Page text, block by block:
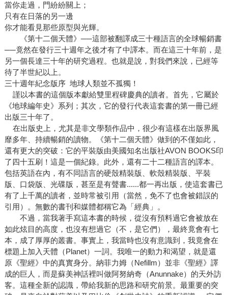
當你走過，門紛紛關上；
只有在日落的另一邊
你才能看見那些原型與光輝。
《第十二個天體》──這部被翻譯成三十種語言的全球暢銷書
──竟然在發行三十週年之後才有了中譯本。而在這三十年前，是
另一個長達三十年的研究過程。也就是說，對我們來說，已經等
待了半世紀以上。
三十週年紀念版序 地球人類並不孤獨！
謹以本書的這個版本獻給雙里程碑慶典的讀者。首先，它屬於
《地球編年史》系列；其次，它的發行代表這套書的第一冊已經
出版三十年了。
在出版史上，尤其是非文學類作品中，很少有這樣在出版界風
靡多年、持續暢銷的讀物。《第十二個天體》做到的不僅如此，
還有更大的突破：它的平裝版由美國知名出版社AVON BOOKS印
了四十五刷！這是一個紀錄。此外，還有二十二種語言的譯本。
包括英語在內，有不同語言的硬殼精裝版、軟殼精裝版、平裝
版、口袋版、光碟版，甚至是有聲書......都一再出版，使這套書已
有了上千萬的讀者，並時常被引用（當然，免不了也會被錯誤的
引用）。無數的書刊和媒體都稱它為「經典」。
不過，當我著手寫這本書的時候，從沒有預料過它會被放在
如此炫目的高度，也沒有想過它（不，是它們），最終竟會有七
本，成了厚厚的叢書。事實上，我當時也沒有意識到，我竟會在
標題上加入天體（Planet）一詞。我唯一的動力和渴望，就是還
原《聖經》中的真實身分。納菲力姆（Nefillm）並非《聖經》譯
成的巨人，而是蘇美神話裡叫做阿努納奇（Anunnake）的天外訪
客。這種全新的認識，帶給我新的思路和研究前景。最重要的突